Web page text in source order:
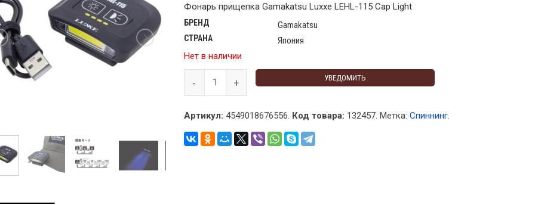
Фонарь прищепка Gamakatsu Luxxe LEHL-115 Cap Light
БРЕНД Gamakatsu
СТРАНА
Япония
Нет в наличии
УВЕДОМИТЬ
Артикул: 4549018676556. Код товара: 132457. Метка: Спиннинг.